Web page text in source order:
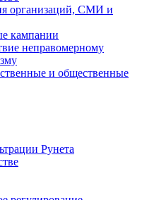
организаций, СМИ и
кампании
неправомерному
и общественные
Рунета